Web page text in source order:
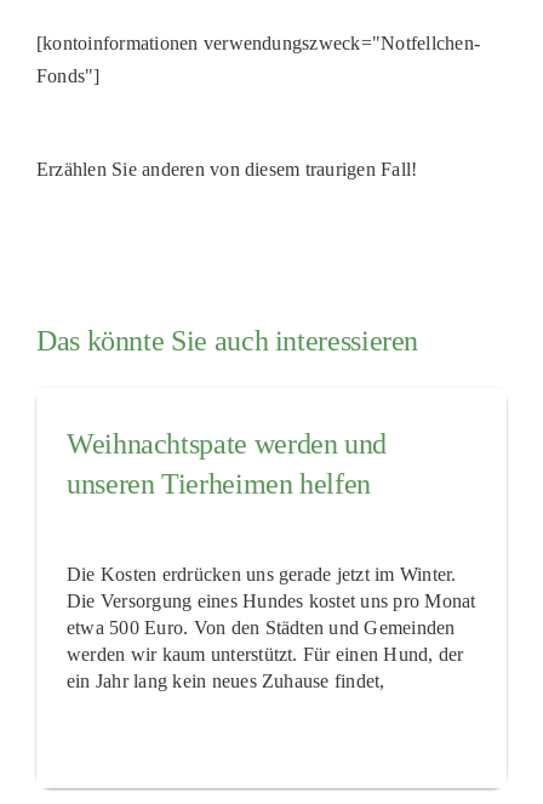
[kontoinformationen verwendungszweck="Notfellchen-
Fonds"]
Erzählen Sie anderen von diesem traurigen Fall!
Das könnte Sie auch interessieren
Weihnachtspate werden und
unseren Tierheimen helfen
Die Kosten erdrücken uns gerade jetzt im Winter.
Die Versorgung eines Hundes kostet uns pro Monat
etwa 500 Euro. Von den Städten und Gemeinden
werden wir kaum unterstützt. Für einen Hund, der
ein Jahr lang kein neues Zuhause findet,